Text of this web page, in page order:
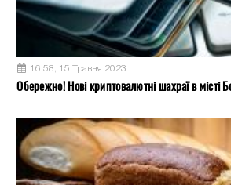
16:58, 15 Травня 2023
Обережно! Нові криптовалютні шахраї в місті